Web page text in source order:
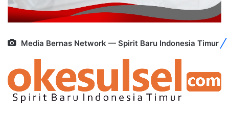
Media Bernas Network — Spirit Baru Indonesia Timur